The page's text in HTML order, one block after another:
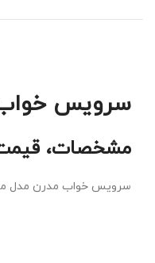
سرویس خواب
مشخصات،
سرویس خواب مدرن مدل